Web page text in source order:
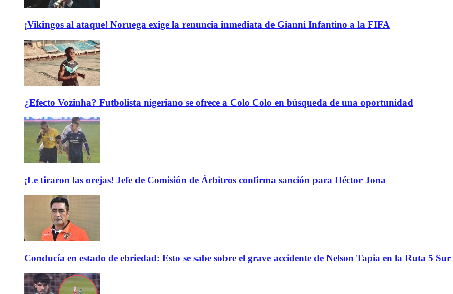
¡Vikingos al ataque! Noruega exige la renuncia inmediata de Gianni Infantino a la FIFA
¿Efecto Vozinha? Futbolista nigeriano se ofrece a Colo Colo en búsqueda de una oportunidad
¡Le tiraron las orejas! Jefe de Comisión de Árbitros confirma sanción para Héctor Jona
Conducía en estado de ebriedad: Esto se sabe sobre el grave accidente de Nelson Tapia en la Ruta 5 Sur